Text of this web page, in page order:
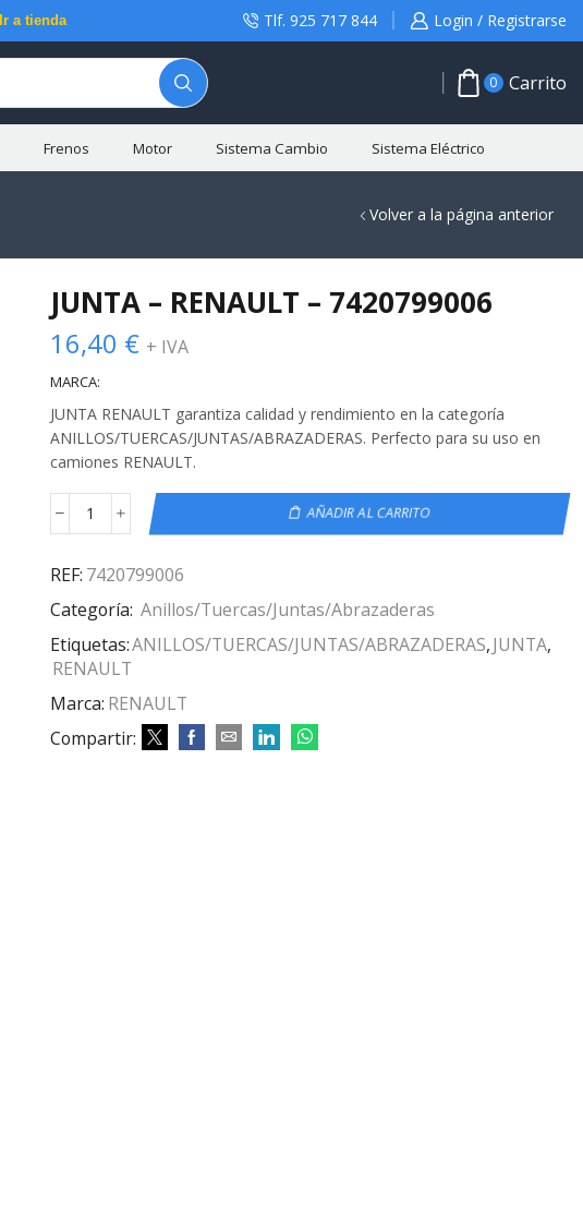
Ir a tienda Tlf. 925 717 844 Login / Registrarse
0 Carrito
Frenos Motor Sistema Cambio Sistema Eléctrico
Volver a la página anterior
JUNTA – RENAULT – 7420799006
16,40 € + IVA
MARCA:
JUNTA RENAULT garantiza calidad y rendimiento en la categoría
ANILLOS/TUERCAS/JUNTAS/ABRAZADERAS. Perfecto para su uso en
camiones RENAULT.
AÑADIR AL CARRITO
REF: 7420799006
Categoría: Anillos/Tuercas/Juntas/Abrazaderas
Etiquetas:ANILLOS/TUERCAS/JUNTAS/ABRAZADERAS,JUNTA,
RENAULT
Marca: RENAULT
Compartir: